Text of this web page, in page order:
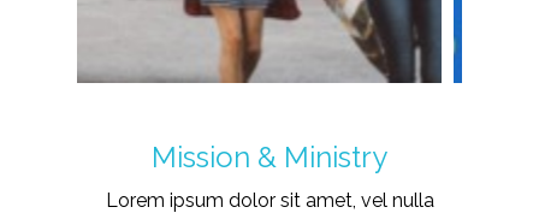
Mission & Ministry
Lorem ipsum dolor sit amet, vel nulla